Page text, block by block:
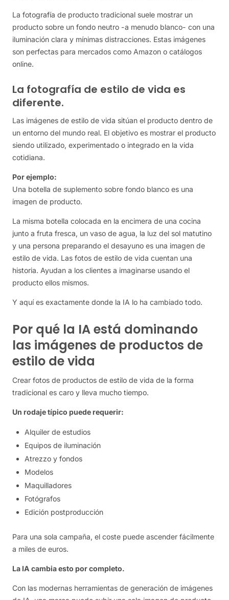
La fotografía de producto tradicional suele mostrar un
producto sobre un fondo neutro -a menudo blanco- con una
iluminación clara y mínimas distracciones. Estas imágenes
son perfectas para mercados como Amazon o catálogos
online.
La fotografía de estilo de vida es
diferente.
Las imágenes de estilo de vida sitúan el producto dentro de
un entorno del mundo real. El objetivo es mostrar el producto
siendo utilizado, experimentado o integrado en la vida
cotidiana.
Por ejemplo:
Una botella de suplemento sobre fondo blanco es una
imagen de producto.
La misma botella colocada en la encimera de una cocina
junto a fruta fresca, un vaso de agua, la luz del sol matutino
y una persona preparando el desayuno es una imagen de
estilo de vida. Las fotos de estilo de vida cuentan una
historia. Ayudan a los clientes a imaginarse usando el
producto ellos mismos.
Y aquí es exactamente donde la IA lo ha cambiado todo.
Por qué la IA está dominando
las imágenes de productos de
estilo de vida
Crear fotos de productos de estilo de vida de la forma
tradicional es caro y lleva mucho tiempo.
Un rodaje típico puede requerir:
Alquiler de estudios
Equipos de iluminación
Atrezzo y fondos
Modelos
Maquilladores
Fotógrafos
Edición postproducción
Para una sola campaña, el coste puede ascender fácilmente
a miles de euros.
La IA cambia esto por completo.
Con las modernas herramientas de generación de imágenes